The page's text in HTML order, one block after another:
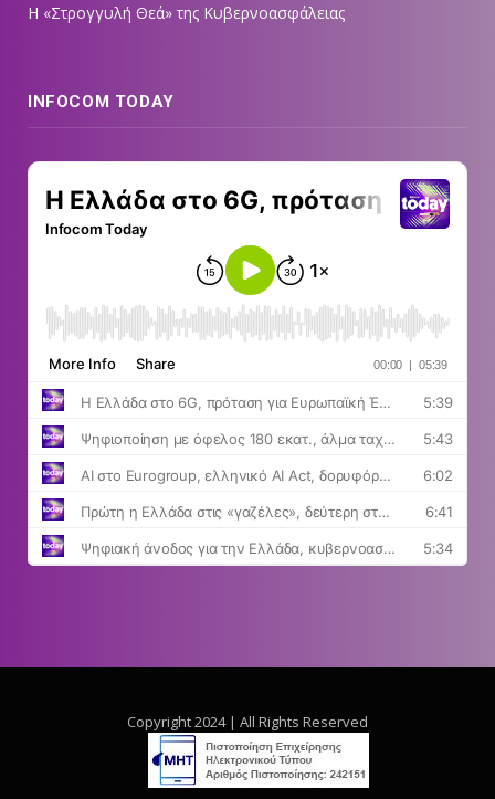
Η «Στρογγυλή Θεά» της Κυβερνοασφάλειας
INFOCOM TODAY
Copyright 2024 | All Rights Reserved